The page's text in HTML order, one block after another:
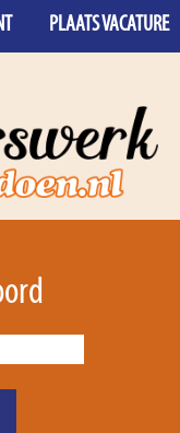
PLAATS VACATURE